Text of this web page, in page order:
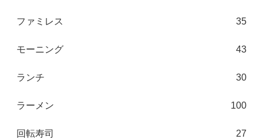
ファミレス 35
モーニング 43
ランチ 30
ラーメン 100
回転寿司 27